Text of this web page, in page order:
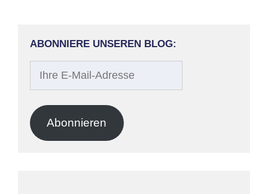
ABONNIERE UNSEREN BLOG:
Adresse
Abonnieren